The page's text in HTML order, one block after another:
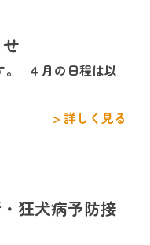
。 ４月の日程は以
> 詳しく見る
狂犬病予防接